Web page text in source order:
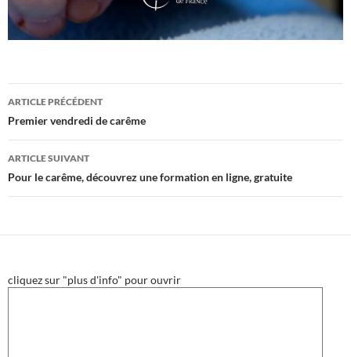
Navigation
des
articles
ARTICLE PRÉCÉDENT
Premier vendredi de carême
ARTICLE SUIVANT
Pour le carême, découvrez une formation en ligne, gratuite
cliquez sur "plus d'info" pour ouvrir